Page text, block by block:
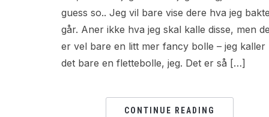
guess so.. Jeg vil bare vise dere hva jeg
går. Aner ikke hva jeg skal kalle disse, men
er vel bare en litt mer fancy bolle – jeg kaller
det bare en flettebolle, jeg. Det er så […]
CONTINUE READING